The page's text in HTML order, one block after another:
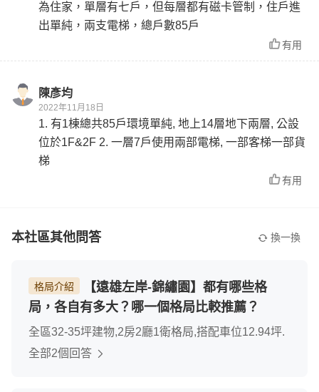
為住家，單層有七戶，但每層都有磁卡管制，住戶進
出單純，兩支電梯，總戶數85戶
有用
陳彥均
2022年11月18日
1. 有1棟總共85戶環境單純, 地上14層地下兩層, 公設
位於1F&2F 2. 一層7戶使用兩部電梯, 一部客梯一部貨
梯
有用
本社區其他問答 換一換
格局介紹
【遠雄左岸-錦繡園】都有哪些格
局，各自有多大？哪一個格局比較推薦？
全區32-35坪建物,2房2廳1衛格局,搭配車位12.94坪.
全部2個回答